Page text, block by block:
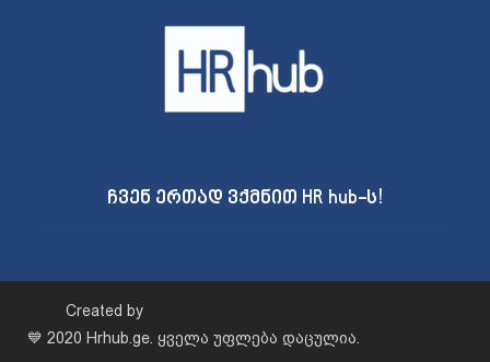
ჩვენ ერთად ვქმნით HR hub-ს!
Created by
💙 2020 Hrhub.ge. ყველა უფლება დაცულია.